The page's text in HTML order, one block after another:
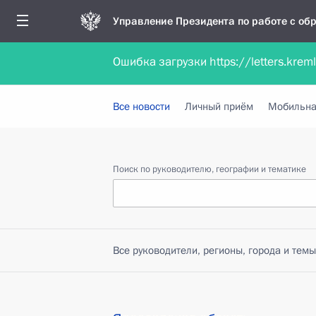
Управление Президента по работе с
Обратиться в форме электронного
Все новости Личный приём
Поиск по руководителю, географии и тематике
Все руководители, регионы, города и темы
Ошибка загрузки https://